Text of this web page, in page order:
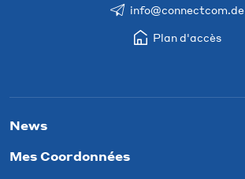
info@connectcom.de
Plan d'accès
News
Mes Coordonnées